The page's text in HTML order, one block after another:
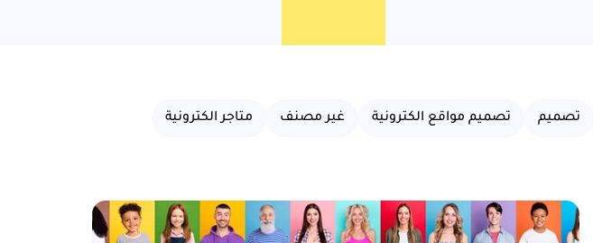
تصميم تصميم مواقع الكترونية غير مصنف متاجر الكترونية